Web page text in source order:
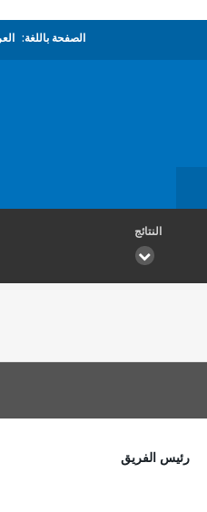
الصفحة باللغة:
النتائج
رئيس الفريق